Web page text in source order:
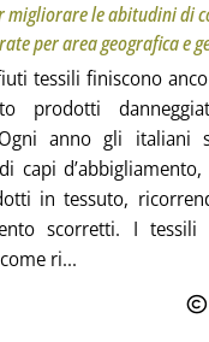
migliorare le abitudini di
per area geografica e
tessili finiscono
prodotti
anno gli italiani
capi
in tessuto,
scorretti. I tessili
ri...